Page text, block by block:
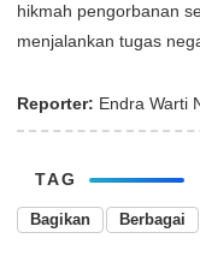
hikmah pengorbanan
menjalankan tugas
Reporter: Endra Warti
TAG
Bagikan Berbagai